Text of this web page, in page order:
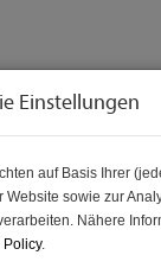
Einstellungen
auf Basis Ihrer
Website sowie zur
Nähere
.